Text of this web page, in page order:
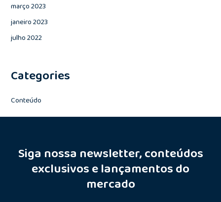
março 2023
janeiro 2023
julho 2022
Categories
Conteúdo
Siga nossa newsletter, conteúdos
exclusivos e lançamentos do
mercado